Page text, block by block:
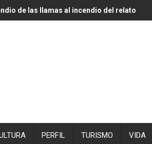
de las llamas al incendio del relato
de Vithas explica cómo las olas de calor
PERFIL TURISMO VIDA